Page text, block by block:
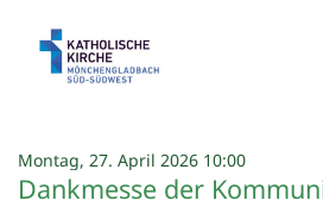
Montag, 27. April 2026 10:00:
Dankmesse der